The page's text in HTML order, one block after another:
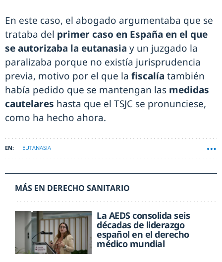
En este caso, el abogado argumentaba que se
trataba del primer caso en España en el que
se autorizaba la eutanasia y un juzgado la
paralizaba porque no existía jurisprudencia
previa, motivo por el que la fiscalía también
había pedido que se mantengan las medidas
cautelares hasta que el TSJC se pronunciese,
como ha hecho ahora.
EUTANASIA
MÁS EN DERECHO SANITARIO
La AEDS consolida seis
décadas de liderazgo
español en el derecho
médico mundial